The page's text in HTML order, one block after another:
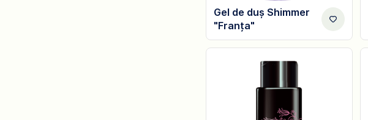
Gel de duș Shimmer
"Franța"